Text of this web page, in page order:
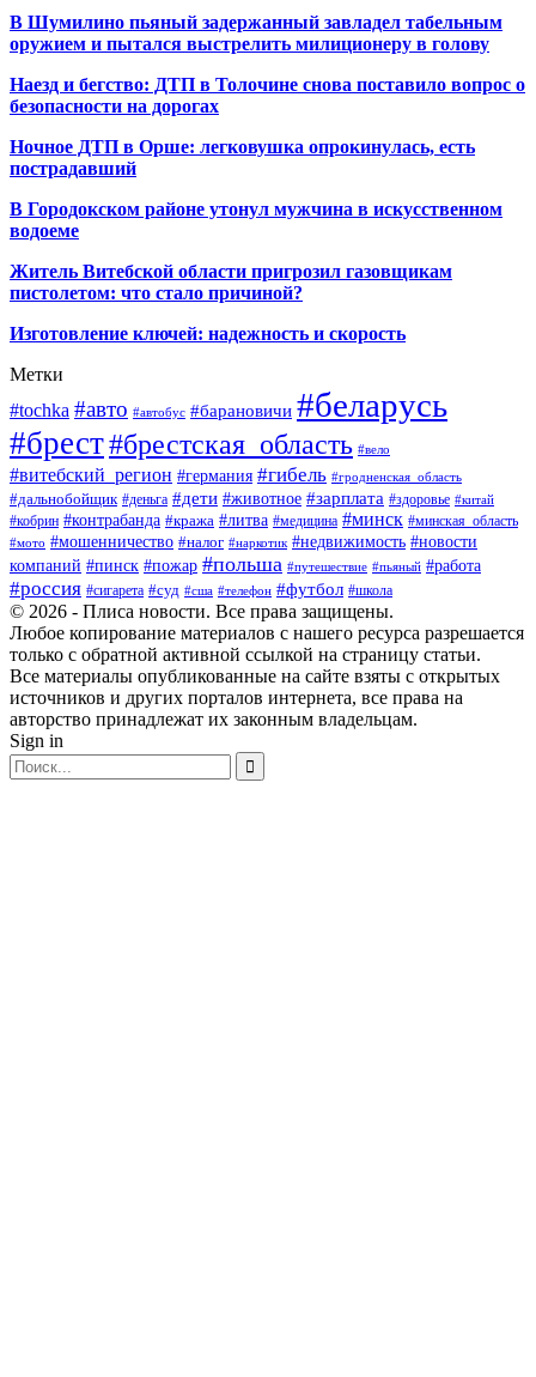
В Шумилино пьяный задержанный завладел табельным
оружием и пытался выстрелить милиционеру в голову
Наезд и бегство: ДТП в Толочине снова поставило вопрос о
безопасности на дорогах
Ночное ДТП в Орше: легковушка опрокинулась, есть
пострадавший
В Городокском районе утонул мужчина в искусственном
водоеме
Житель Витебской области пригрозил газовщикам
пистолетом: что стало причиной?
Изготовление ключей: надежность и скорость
Метки
#tochka #авто #автобус #барановичи #беларусь
#брест#брестская_область #вело
#витебский_регион #германия #гибель #гродненская_область
#дальнобойщик #деньга #дети #животное #зарплата #здоровье #китай
#кобрин #контрабанда #кража #литва #медицина #минск #минская_область
#мото #мошенничество #налог #наркотик #недвижимость #новости
компаний #пинск #пожар #польша #путешествие #пьяный #работа
#россия #сигарета #суд #сша #телефон #футбол #школа
© 2026 - Плиса новости. Все права защищены.
Любое копирование материалов с нашего ресурса разрешается
только с обратной активной ссылкой на страницу статьи.
Все материалы опубликованные на сайте взяты с открытых
источников и других порталов интернета, все права на
авторство принадлежат их законным владельцам.
Sign in